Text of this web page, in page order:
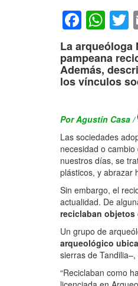
La arqueóloga
pampeana
Además,
los vínculos
Por Agustín Casa /
Las sociedades
necesidad o
nuestros días, se
plásticos, y abrazar
Sin embargo, el
actualidad. De
reciclaban objetos
Un grupo de
arqueológico
sierras de Tandilia–,
“Reciclaban como